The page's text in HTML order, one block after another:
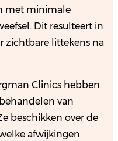
met minimale
Dit resulteert in
zichtbare littekens na
Clinics hebben
van
beschikken over de
afwijkingen